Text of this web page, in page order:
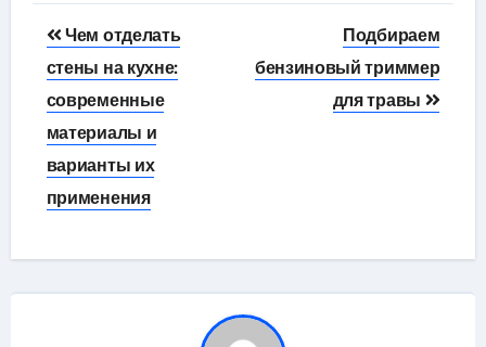
Навигация
по
записям
Чем отделать
стены на кухне:
современные
материалы и
варианты их
применения
Подбираем
бензиновый триммер
для травы